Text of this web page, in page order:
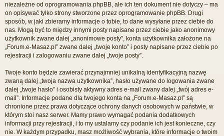
niezależne od oprogramowania phpBB, ale ich ten dokument nie dotyczy – ma
on opisywać tylko strony stworzone przez oprogramowanie phpBB. Drugi
sposób, w jaki zbieramy informacje o tobie, to dane wysyłane przez ciebie do
nas. Mogą być to między innymi posty napisane przez ciebie jako anonimowy
użytkownik zwane dalej „anonimowe posty”, konta użytkownika założone na
„Forum.e-Masaz.pl” zwane dalej „twoje konto” i posty napisane przez ciebie po
rejestracji i zalogowaniu zwane dalej „twoje posty”.
Twoje konto będzie zawierać przynajmniej unikalną identyfikacyjną nazwę
zwaną dalej „twoja nazwa użytkownika”, hasło używane do logowania zwane
dalej „twoje hasło” i osobisty aktywny adres e-mail zwany dalej „twój adres e-
mail”. Informacje podane dla twojego konta na „Forum.e-Masaz.pl” są
chronione przez prawa dotyczące ochrony danych osobowych w państwie, w
którym stoi nasz serwer. Mamy prawo wymagać podania dodatkowych
informacji przy rejestracji, i to my ustalamy czy podanie ich jest konieczne, czy
nie. W każdym przypadku, masz możliwość wybrania, które informacje o twoim